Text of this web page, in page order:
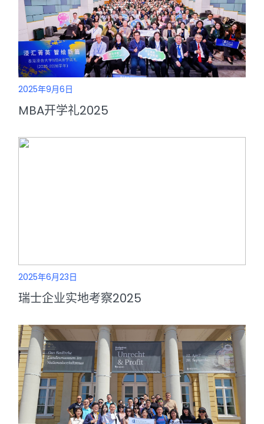
2025年9月6日
MBA开学礼2025
2025年6月23日
瑞士企业实地考察2025